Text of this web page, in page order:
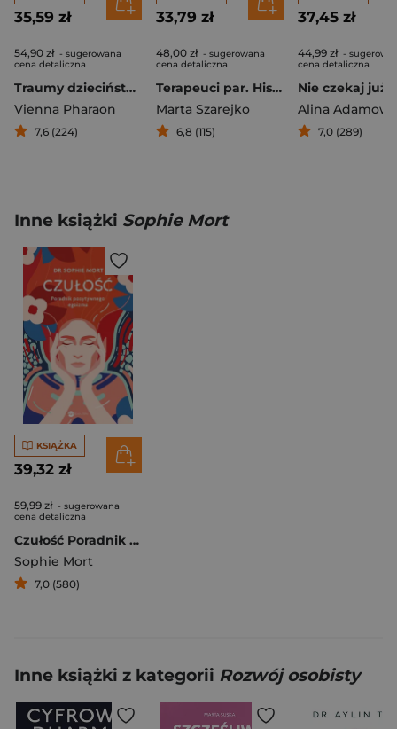
35,59 zł
54,90 zł - sugerowana
cena detaliczna
Traumy dzieciństwa. Jak przełamanie rodzinnych wzorców może uwolnić nasze życie i miłość.
Vienna Pharaon
7,6 (224)
33,79 zł
48,00 zł - sugerowana
cena detaliczna
Terapeuci par. Historie z gabinetów
Marta Szarejko
6,8 (115)
37,45 zł
44,99 zł -
cena detaliczna
Alina
7,0 (289)
Inne książki Sophie Mort
KSIĄŻKA
39,32 zł
59,99 zł - sugerowana
cena detaliczna
Czułość Poradnik pozytywnego egoizmu
Sophie Mort
7,0 (580)
Inne książki z kategorii Rozwój osobisty